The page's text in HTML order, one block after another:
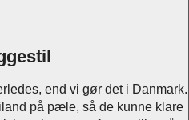
end vi gør det i Danmark.
på pæle, så de kunne klare